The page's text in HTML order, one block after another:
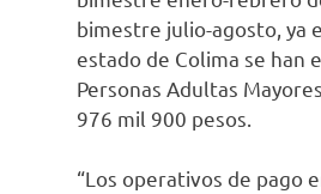
bimestre julio-agosto, ya
estado de Colima se han
Personas Adultas
976 mil 900 pesos.
“Los operativos de pago